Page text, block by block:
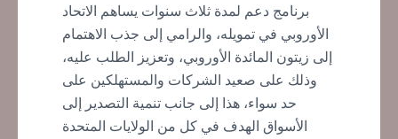
برنامج دعم لمدة ثلاث سنوات يساهم الاتحاد
الأوروبي في تمويله، والرامي إلى جذب الاهتمام
إلى زيتون المائدة الأوروبي، وتعزيز الطلب عليه،
وذلك على صعيد الشركات والمستهلكين على
حد سواء، هذا إلى جانب تنمية التصدير إلى
الأسواق الهدف في كل من الولايات المتحدة